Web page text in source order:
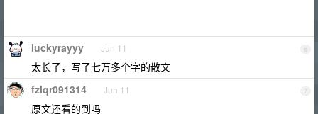
6
luckyrayyy Jun 11
太长了，写了七万多个字的散文
7
fzlqr091314 Jun 11
原文还看的到吗